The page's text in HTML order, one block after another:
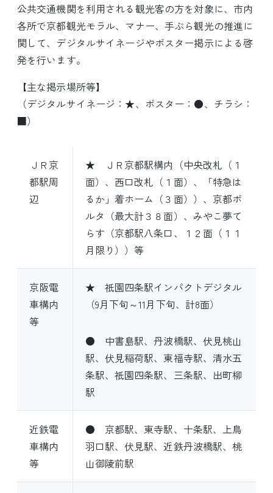
公共交通機関を利用される観光客の方を対象に、市内
各所で京都観光モラル、マナー、手ぶら観光の推進に
関して、デジタルサイネージやポスター掲示による啓
発を行います。
【主な掲示場所等】
（デジタルサイネージ：★、ポスター：●、チラシ：
■）
ＪＲ京
都駅周
辺
★ ＪＲ京都駅構内（中央改札（１
面）、西口改札（１面）、「特急は
るか」着ホーム（３面））、京都ポ
ルタ（最大計３８面）、みやこ夢て
らす（京都駅八条口、１２面（１１
月限り））等
京阪電
車構内
等
★ 祇園四条駅インパクトデジタル
（9月下旬～11月下旬、計8面）
● 中書島駅、丹波橋駅、伏見桃山
駅、伏見稲荷駅、東福寺駅、清水五
条駅、祇園四条駅、三条駅、出町柳
駅
近鉄電
車構内
等
● 京都駅、東寺駅、十条駅、上鳥
羽口駅、伏見駅、近鉄丹波橋駅、桃
山御陵前駅